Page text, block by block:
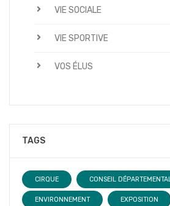
VIE SOCIALE
VIE SPORTIVE
VOS ÉLUS
TAGS
CIRQUE CONSEIL DÉPARTEMENTAL
ENVIRONNEMENT EXPOSITION